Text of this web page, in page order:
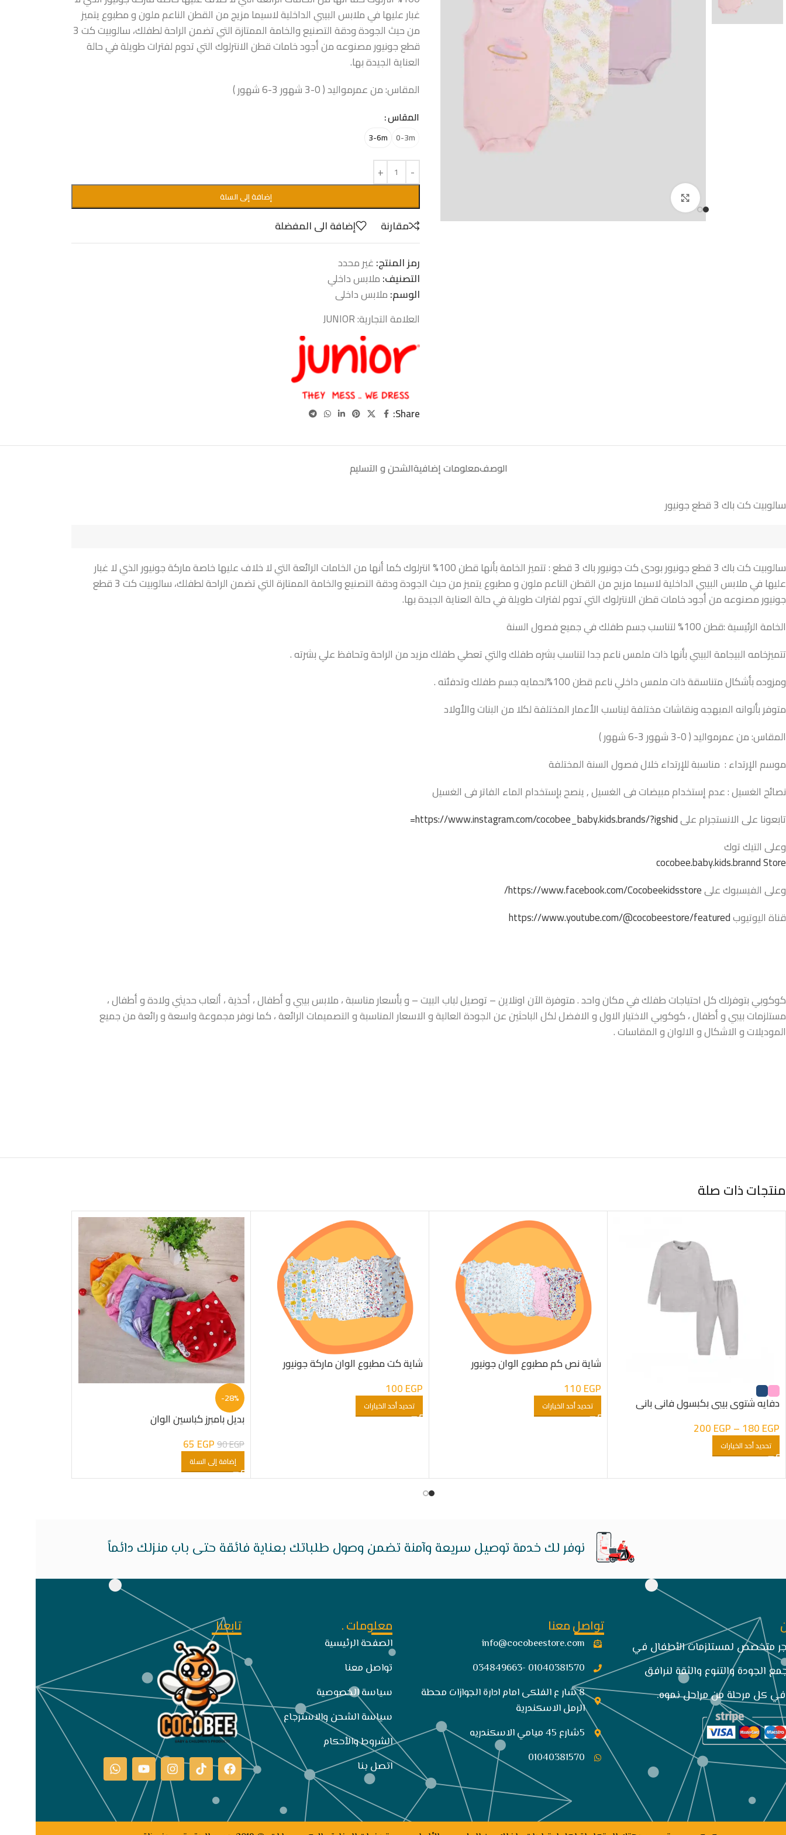
غبار عليها في ملابس البيبي الداخلية لاسيما مزيج من القطن الناعم ملون و مطبوع يتميز
من حيث الجودة ودقة التصنيع والخامة الممتازة التي تضمن الراحة لطفلك، سالوبيت كت 3
قطع جونيور مصنوعه من أجود خامات قطن الانترلوك التي تدوم لفترات طويلة في حالة
العناية الجيدة بها.
المقاس: من عمرمواليد ( 0-3 شهور 3-6 شهور )
المقاس
0-3m
3-6m
إضافة إلى السلة
مقارنة
إضافة الى المفضلة
رمز المنتج:غير محدد
التصنيف:ملابس داخلي
الوسم:ملابس داخلى
العلامة التجارية:JUNIOR
Share:
الوصفمعلومات إضافيةالشحن و التسليم
سالوبيت كت باك 3 قطع جونيور
سالوبيت كت باك 3 قطع جونيور بودى كت جونيور باك 3 قطع : تتميز الخامة بأنها قطن 100% انترلوك كما أنها من الخامات الرائعة التي لا خلاف عليها خاصة ماركة جونيور الذي لا غبار
عليها في ملابس البيبي الداخلية لاسيما مزيج من القطن الناعم ملون و مطبوع يتميز من حيث الجودة ودقة التصنيع والخامة الممتازة التي تضمن الراحة لطفلك، سالوبيت كت 3 قطع
جونيور مصنوعه من أجود خامات قطن الانترلوك التي تدوم لفترات طويلة في حالة العناية الجيدة بها.
الخامة الرئيسية :قطن 100% لتناسب جسم طفلك في جميع فصول السنة
تتميزخامه البيجامة البيبي بأنها ذات ملمس ناعم جدا لتناسب بشره طفلك والتي تعطي طفلك مزيد من الراحة وتحافظ علي بشرته .
ومزوده بأشكال متناسقة ذات ملمس داخلي ناعم قطن 100%لحمايه جسم طفلك وتدفئته .
متوفر بألوانه المبهجه ونقاشات مختلفة ليناسب الأعمار المختلفة لكلا من البنات والأولاد
المقاس: من عمرمواليد ( 0-3 شهور 3-6 شهور )
موسم الإرتداء : مناسبة للإرتداء خلال فصول السنة المختلفة
نصائح الغسيل : عدم إستخدام مبيضات فى الغسيل , ينصح بإستخدام الماء الفاتر فى الغسيل
تابعونا على الانستجرام علىhttps://www.instagram.com/cocobee_baby.kids.brands/?igshid=
وعلى التيك توك
cocobee.baby.kids.brannd Store
وعلى الفيسبوك علىhttps://www.facebook.com/Cocobeekidsstore/
قناة اليوتيوبhttps://www.youtube.com/@cocobeestore/featured
كوكوبي بتوفرلك كل احتياجات طفلك في مكان واحد . متوفرة الآن اونلاين – توصيل لباب البيت – و بأسعار مناسبة ، ملابس بيبي و أطفال ، أحذية ، ألعاب حديثي ولادة و أطفال ،
مستلزمات بيبي و أطفال ، كوكوبي الاختيار الاول و الافضل لكل الباحثين عن الجودة العالية و الاسعار المناسبة و التصميمات الرائعة ، كما نوفر مجموعة واسعة و رائعة من جميع
الموديلات و الاشكال و الالوان و المقاسات .
منتجات ذات صلة
دفايه شتوى بيبى بكبسول فانى بانى
180EGP
–
200EGP
تحديد أحد الخيارات
شاية نص كم مطبوع الوان جونيور
110EGP
تحديد أحد الخيارات
شاية كت مطبوع الوان ماركة جونيور
100EGP
تحديد أحد الخيارات -28%
بديل بامبرز كباسين الوان
90EGP
65 EGP
إضافة إلى السلة
نوفر لك خدمة توصيل سريعة وآمنة تضمن وصول طلباتك بعناية فائقة حتى باب منزلك دائماً
متخصص لمستلزمات الأطفال في
الجودة والتنوع والثقة لنرافق
كل مرحلة من مراحل نموه.
تواصل معنا
info@cocobeestore.com​
01040381570 -034849663
8 شار ع الفلكى امام ادارة الجوازات محطة
الرمل الاسكندرية
5شارع 45 ميامي الاسكندريه
01040381570
معلومات .
الصفحة الرئيسية
تواصل معنا
سياسة الخصوصية
سياسة الشحن والاسترجاع
الشروط والأحكام
اتصل بنا
تابعنا